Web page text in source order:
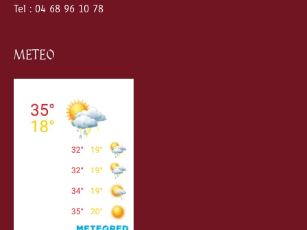
Tel : 04 68 96 10 78
METEO